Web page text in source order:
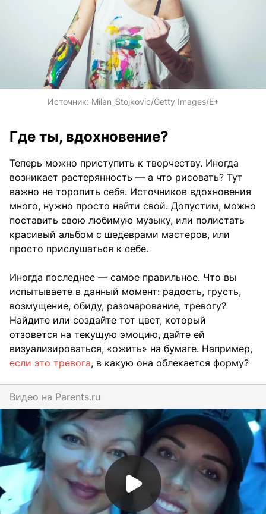
Источник: Milan_Stojkovic/Getty Images/E+
Где ты, вдохновение?
Теперь можно приступить к творчеству. Иногда
возникает растерянность — а что рисовать? Тут
важно не торопить себя. Источников вдохновения
много, нужно просто найти свой. Допустим, можно
поставить свою любимую музыку, или полистать
красивый альбом с шедеврами мастеров, или
просто прислушаться к себе.
Иногда последнее — самое правильное. Что вы
испытываете в данный момент: радость, грусть,
возмущение, обиду, разочарование, тревогу?
Найдите или создайте тот цвет, который
отзовется на текущую эмоцию, дайте ей
визуализироваться, «ожить» на бумаге. Например,
если это тревога, в какую она облекается форму?
Видео на parents.ru